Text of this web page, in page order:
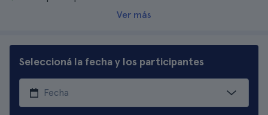
Ver más
Seleccioná la fecha y los participantes